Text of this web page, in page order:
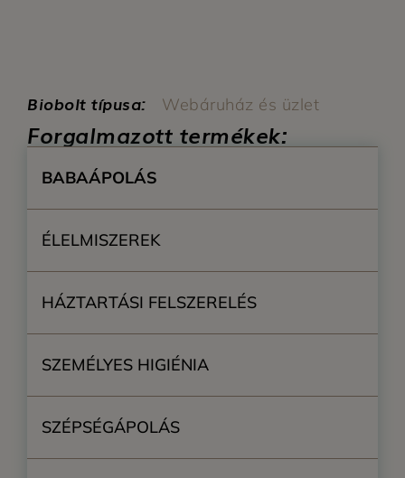
Biobolt típusa: Webáruház és üzlet
Forgalmazott termékek:
BABAÁPOLÁS
ÉLELMISZEREK
HÁZTARTÁSI FELSZERELÉS
SZEMÉLYES HIGIÉNIA
SZÉPSÉGÁPOLÁS